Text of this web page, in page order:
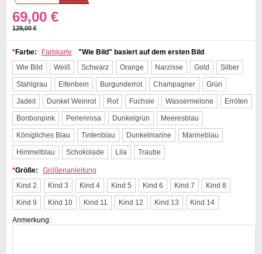
69,00 €
129,00 €
*Farbe: Farbkarte
"Wie Bild" basiert auf dem ersten Bild
Wie Bild
Weiß Schwarz Orange Narzisse Gold Silber
Stahlgrau Elfenbein Burgunderrot Champagner Grün
Jadeit Dunkel Weinrot Rot Fuchsie Wassermelone Erröten
Bonbonpink Perlenrosa Dunkelgrün Meeresblau
Königliches Blau Tintenblau Dunkelmarine Marineblau
Himmelblau Schokolade Lila Traube
*Größe:
Größenanleitung
Kind 2
Kind 3 Kind 4 Kind 5 Kind 6 Kind 7 Kind 8
Kind 9 Kind 10 Kind 11 Kind 12 Kind 13 Kind 14
Anmerkung: